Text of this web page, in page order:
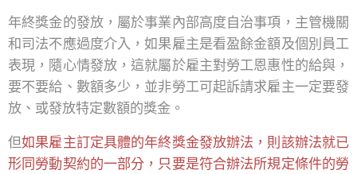
年終獎金的發放，屬於事業內部高度自治事項，主管機關
和司法不應過度介入，如果雇主是看盈餘金額及個別員工
表現，隨心情發放，這就屬於雇主對勞工恩惠性的給與，
要不要給、數額多少，並非勞工可起訴請求雇主一定要發
放、或發放特定數額的獎金。
但如果雇主訂定具體的年終獎金發放辦法，則該辦法就已
形同勞動契約的一部分，只要是符合辦法所規定條件的勞